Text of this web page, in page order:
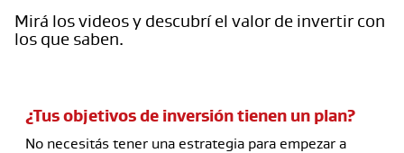
Mirá los videos y descubrí el valor de invertir con
los que saben.
¿Tus objetivos de inversión tienen un plan?
No necesitás tener una estrategia para empezar a